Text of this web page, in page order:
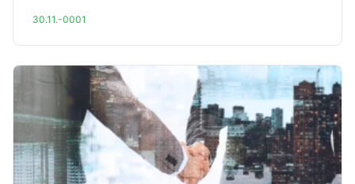
30.11.-0001